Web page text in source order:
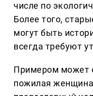
числе по
Более того,
могут быть
всегда требуют
Примером может
пожилая